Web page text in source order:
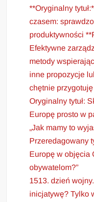
**Oryginalny
czasem:
produktywności
Efektywne
metody
inne propozycje
chętnie
Oryginalny tytuł:
Europę prosto w
„Jak mamy to
Przeredagowany
Europę w objęcia
obywatelom?”
1513. dzień
inicjatywę? Tylko